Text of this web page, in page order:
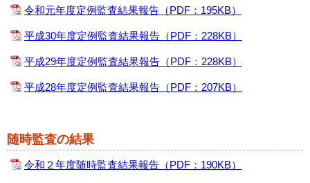
令和元年度定例監査結果報告 （PDF：195KB）
平成30年度定例監査結果報告 （PDF：228KB）
平成29年度定例監査結果報告 （PDF：228KB）
平成28年度定例監査結果報告 （PDF：207KB）
随時監査の結果
令和２年度随時監査結果報告 （PDF：190KB）